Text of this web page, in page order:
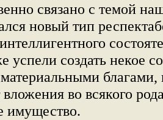
связано с темой
новый тип
успели создать некое
во всякого
имущество.